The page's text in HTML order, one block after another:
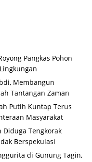
Pangkas Pohon
Membangun
Tantangan Zaman
Putih Kuntap Terus
Masyarakat
Diduga Tengkorak
Berspekulasi
di Gunung Tagin,